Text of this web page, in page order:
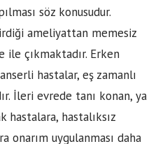
söz konusudur.
ameliyattan memesiz
çıkmaktadır. Erken
hastalar, eş zamanlı
İleri evrede tanı konan, ya
hastalara, hastalıksız
onarım uygulanması daha